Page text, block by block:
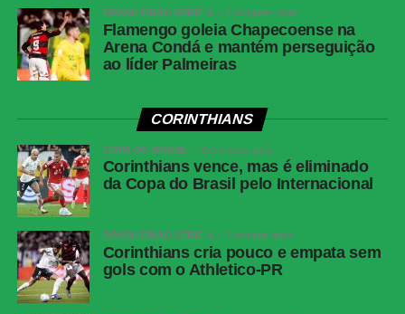
Brasília)
Local:
Nubank Parque, em São Paulo (SP)
FICHA
Corinthians 2 x 1 Internacional
Competição
Copa do Brasil — oitavas de final
Local
Neo Química Arena, São Paulo (SP)
Data
Horário
20h (de Brasília)
Público
44.777 torcedores
Renda
BRASILEIRÃO SÉRIE A 2 semanas atrás
Flamengo goleia Chapecoense na
Arena Condá e mantém perseguição
ao líder Palmeiras
CORINTHIANS
COPA DO BRASIL 25 minutos atrás
Corinthians vence, mas é eliminado
da Copa do Brasil pelo Internacional
BRASILEIRÃO SÉRIE A 1 semana atrás
Corinthians cria pouco e empata sem
gols com o Athletico-PR